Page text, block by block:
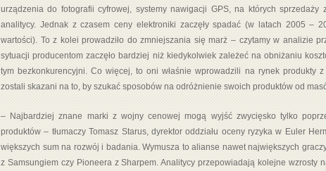
urządzenia do fotografii cyfrowej, systemy nawigacji GPS, na których sprzedaży
analitycy. Jednak z czasem ceny elektroniki zaczęły spadać (w latach 2005 –
wartości). To z kolei prowadziło do zmniejszania się marż – czytamy w analizie
sytuacji producentom zaczęło bardziej niż kiedykolwiek zależeć na obniżaniu
tym bezkonkurencyjni. Co więcej, to oni właśnie wprowadzili na rynek produkty
zostali skazani na to, by szukać sposobów na odróżnienie swoich produktów od
– Najbardziej znane marki z wojny cenowej mogą wyjść zwycięsko tylko
produktów – tłumaczy Tomasz Starus, dyrektor oddziału oceny ryzyka w Euler
większych sum na rozwój i badania. Wymusza to alianse nawet największych
z Samsungiem czy Pioneera z Sharpem. Analitycy przepowiadają kolejne wzrosty